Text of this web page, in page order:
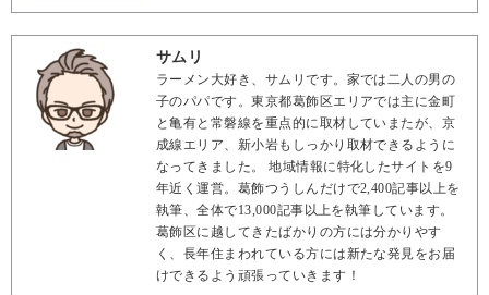
サムリ
ラーメン大好き、サムリです。家では二人の男の
子のパパです。東京都葛飾区エリアでは主に金町
と亀有と常磐線を重点的に取材していまたが、京
成線エリア、新小岩もしっかり取材できるように
なってきました。 地域情報に特化したサイトを9
年近く運営。葛飾つうしんだけで2,400記事以上を
執筆、全体で13,000記事以上を執筆しています。
葛飾区に越してきたばかりの方には分かりやす
く、長年住まわれている方には新たな発見をお届
けできるよう頑張っていきます！